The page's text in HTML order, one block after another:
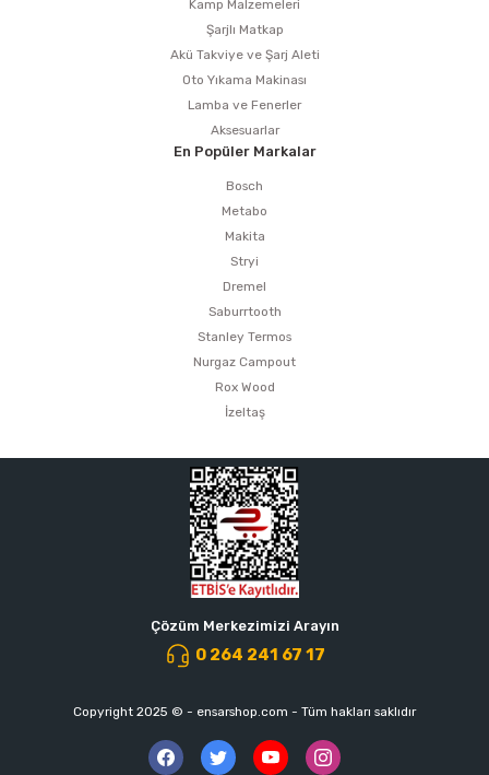
Kamp Malzemeleri
Şarjlı Matkap
Akü Takviye ve Şarj Aleti
Oto Yıkama Makinası
Lamba ve Fenerler
Aksesuarlar
En Popüler Markalar
Bosch
Metabo
Makita
Stryi
Dremel
Saburrtooth
Stanley Termos
Nurgaz Campout
Rox Wood
İzeltaş
Çözüm Merkezimizi Arayın
0 264 241 67 17
Copyright 2025 © - ensarshop.com - Tüm hakları saklıdır